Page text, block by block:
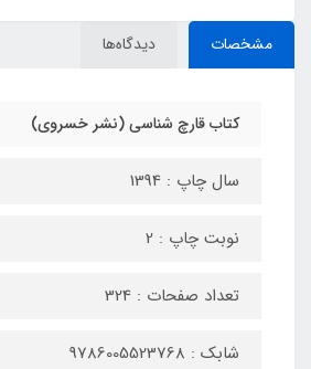
مشخصات دیدگاه‌ها
کتاب قارچ شناسی (نشر خسروی)
سال چاپ : 1394
نوبت چاپ : 2
تعداد صفحات : 324
شابک : 9786005523768